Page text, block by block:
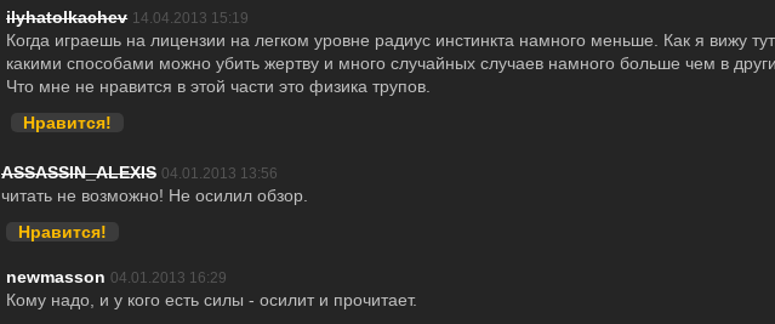
ilyhatolkachev 14.04.2013 15:19
Когда играешь на лицензии на легком уровне радиус инстинкта намного меньше. Как я вижу
какими способами можно убить жертву и много случайных случаев намного больше чем в
Что мне не нравится в этой части это физика трупов.
Нравится!
ASSASSIN_ALEXIS 04.01.2013 13:56
читать не возможно! Не осилил обзор.
Нравится!
newmasson 04.01.2013 16:29
Кому надо, и у кого есть силы - осилит и прочитает.